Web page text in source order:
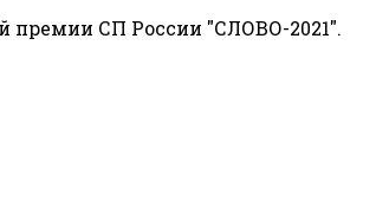
премии СП России "СЛОВО-2021".